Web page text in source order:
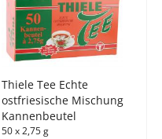
Thiele Tee Echte
ostfriesische Mischung
Kannenbeutel
50 x 2,75 g